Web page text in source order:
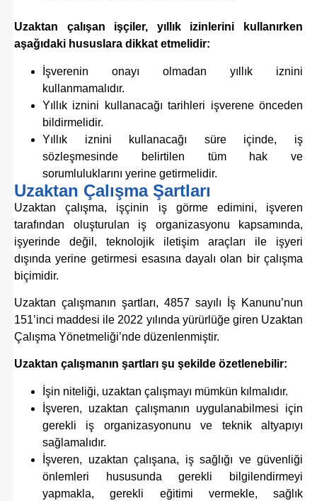
Uzaktan çalışan işçiler, yıllık izinlerini kullanırken
aşağıdaki hususlara dikkat etmelidir:
İşverenin onayı olmadan yıllık iznini
kullanmamalıdır.
Yıllık iznini kullanacağı tarihleri işverene önceden
bildirmelidir.
Yıllık iznini kullanacağı süre içinde, iş
sözleşmesinde belirtilen tüm hak ve
sorumluluklarını yerine getirmelidir.
Uzaktan Çalışma Şartları
Uzaktan çalışma, işçinin iş görme edimini, işveren
tarafından oluşturulan iş organizasyonu kapsamında,
işyerinde değil, teknolojik iletişim araçları ile işyeri
dışında yerine getirmesi esasına dayalı olan bir çalışma
biçimidir.
Uzaktan çalışmanın şartları, 4857 sayılı İş Kanunu’nun
151’inci maddesi ile 2022 yılında yürürlüğe giren Uzaktan
Çalışma Yönetmeliği’nde düzenlenmiştir.
Uzaktan çalışmanın şartları şu şekilde özetlenebilir:
İşin niteliği, uzaktan çalışmayı mümkün kılmalıdır.
İşveren, uzaktan çalışmanın uygulanabilmesi için
gerekli iş organizasyonunu ve teknik altyapıyı
sağlamalıdır.
İşveren, uzaktan çalışana, iş sağlığı ve güvenliği
önlemleri hususunda gerekli bilgilendirmeyi
yapmakla,gerekli eğitimi vermekle, sağlık